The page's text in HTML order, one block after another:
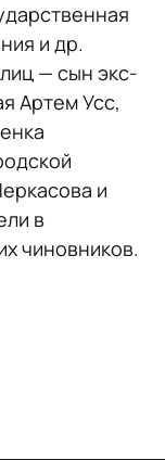
и др.
— сын экс-
Артем Усс,
и
в
чиновников.